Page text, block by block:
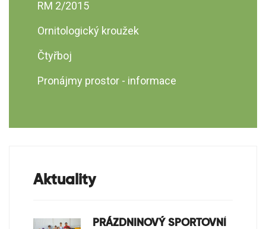
RM 2/2015
Ornitologický kroužek
Čtyřboj
Pronájmy prostor - informace
Aktuality
PRÁZDNINOVÝ SPORTOVNÍ